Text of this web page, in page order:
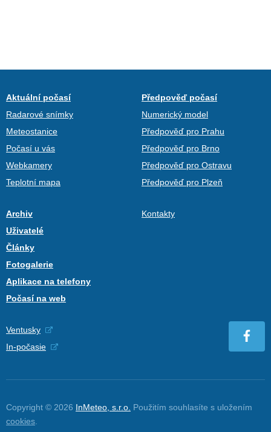
Aktuální počasí
Radarové snímky
Meteostanice
Počasí u vás
Webkamery
Teplotní mapa
Předpověď počasí
Numerický model
Předpověď pro Prahu
Předpověď pro Brno
Předpověď pro Ostravu
Předpověď pro Plzeň
Archiv
Uživatelé
Články
Fotogalerie
Aplikace na telefony
Počasí na web
Kontakty
Ventusky
In-počasie
Copyright © 2026 InMeteo, s.r.o. Použitím souhlasíte s uložením
cookies